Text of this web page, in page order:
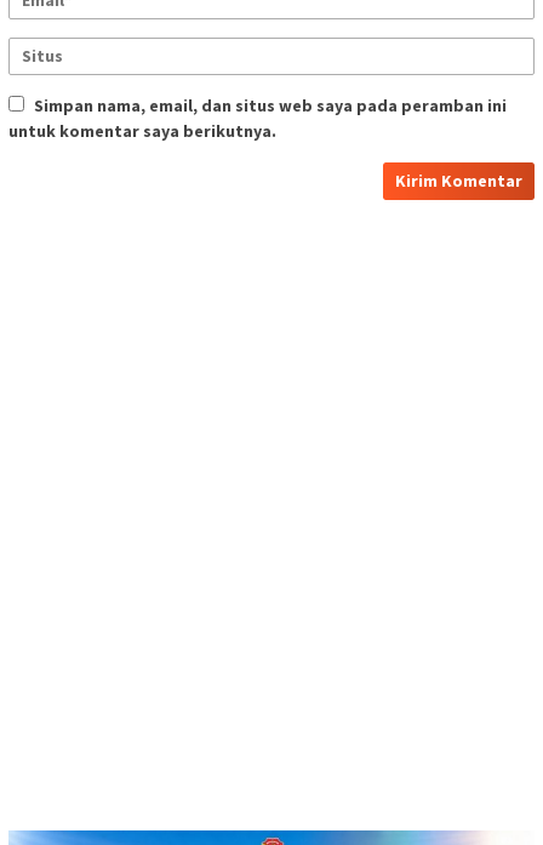
Simpan nama, email, dan situs web saya pada peramban ini
untuk komentar saya berikutnya.